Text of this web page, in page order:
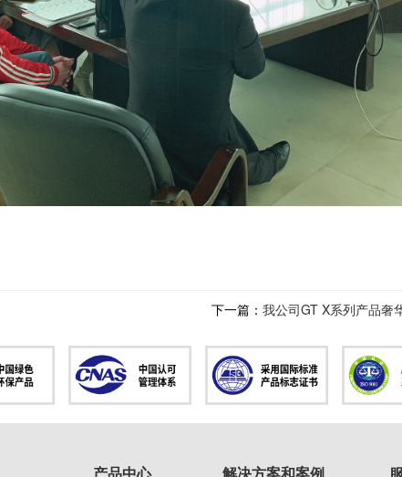
下一篇： 我公司GT X系列产品奢